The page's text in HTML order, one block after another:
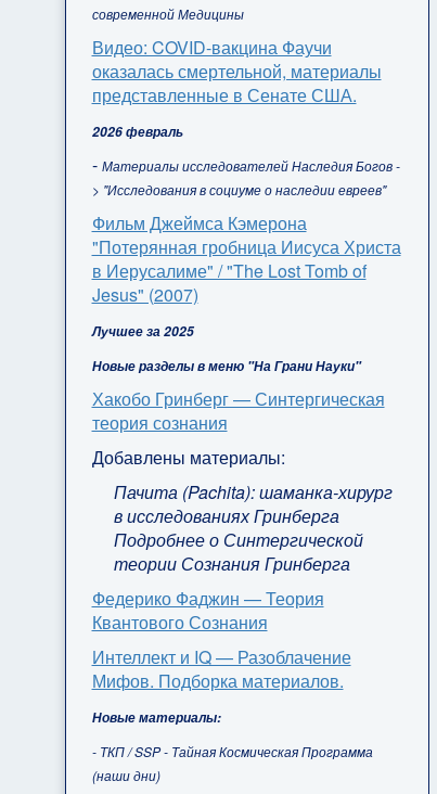
современной Медицины
Видео: COVID-вакцина Фаучи
оказалась смертельной, материалы
представленные в Сенате США.
2026 февраль
- Материалы исследователей Наследия Богов -
> "Исследования в социуме о наследии евреев"
Фильм Джеймса Кэмерона
"Потерянная гробница Иисуса Христа
в Иерусалиме" / "The Lost Tomb of
Jesus" (2007)
Лучшее за 2025
Новые разделы в меню "На Грани Науки"
Хакобо Гринберг — Синтергическая
теория сознания
Добавлены материалы:
Пачита (Pachita): шаманка-хирург
в исследованиях Гринберга
Подробнее о Синтергической
теории Сознания Гринберга
Федерико Фаджин — Теория
Квантового Сознания
Интеллект и IQ — Разоблачение
Мифов. Подборка материалов.
Новые материалы:
- ТКП / SSP - Тайная Космическая Программа
(наши дни)